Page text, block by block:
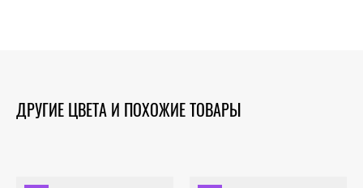
ДРУГИЕ ЦВЕТА И ПОХОЖИЕ ТОВАРЫ